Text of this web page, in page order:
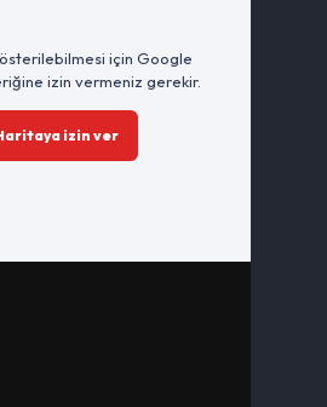
için Google
izin vermeniz gerekir.
izin ver